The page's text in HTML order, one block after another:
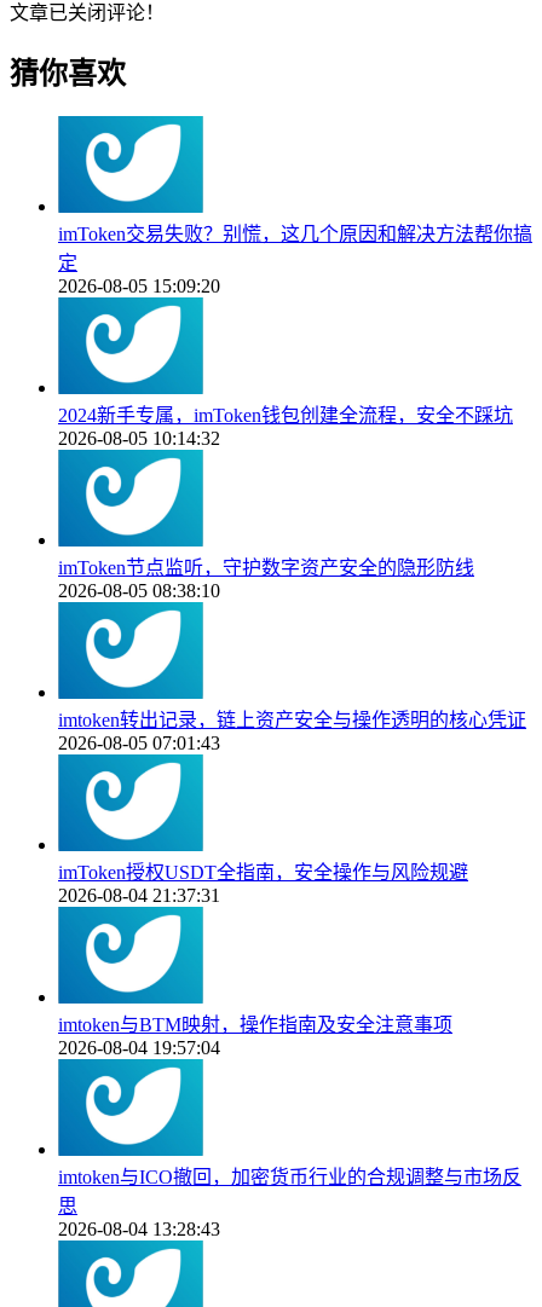
文章已关闭评论！
猜你喜欢
imToken交易失败？别慌，这几个原因和解决方法帮你搞
定
2026-08-05 15:09:20
2024新手专属，imToken钱包创建全流程，安全不踩坑
2026-08-05 10:14:32
imToken节点监听，守护数字资产安全的隐形防线
2026-08-05 08:38:10
imtoken转出记录，链上资产安全与操作透明的核心凭证
2026-08-05 07:01:43
imToken授权USDT全指南，安全操作与风险规避
2026-08-04 21:37:31
imtoken与BTM映射，操作指南及安全注意事项
2026-08-04 19:57:04
imtoken与ICO撤回，加密货币行业的合规调整与市场反
思
2026-08-04 13:28:43